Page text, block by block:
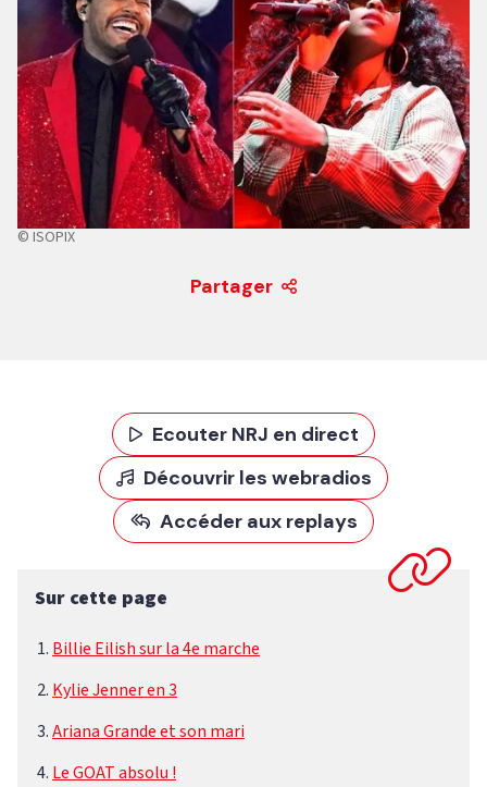
© ISOPIX
Partager
Ecouter NRJ en direct
Découvrir les webradios
Accéder aux replays
Sur cette page
Billie Eilish sur la 4e marche
Kylie Jenner en 3
Ariana Grande et son mari
Le GOAT absolu !